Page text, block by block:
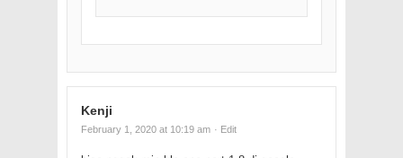
Kenji
February 1, 2020 at 10:19 am · Edit